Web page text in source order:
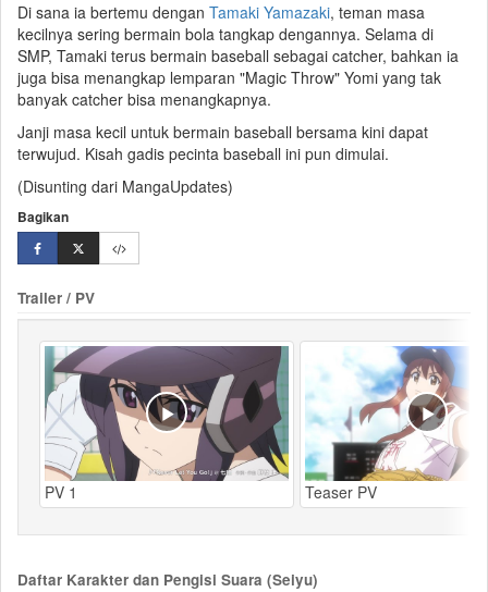
Di sana ia bertemu dengan Tamaki Yamazaki, teman masa
kecilnya sering bermain bola tangkap dengannya. Selama di
SMP, Tamaki terus bermain baseball sebagai catcher, bahkan ia
juga bisa menangkap lemparan "Magic Throw" Yomi yang tak
banyak catcher bisa menangkapnya.
Janji masa kecil untuk bermain baseball bersama kini dapat
terwujud. Kisah gadis pecinta baseball ini pun dimulai.
(Disunting dari MangaUpdates)
Bagikan
Trailer / PV
PV 1 Teaser PV
Daftar Karakter dan Pengisi Suara (Seiyu)